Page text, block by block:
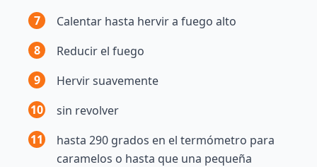
7
Calentar hasta hervir a fuego alto
8
Reducir el fuego
9
Hervir suavemente
10
sin revolver
11
hasta 290 grados en el termómetro para
caramelos o hasta que una pequeña